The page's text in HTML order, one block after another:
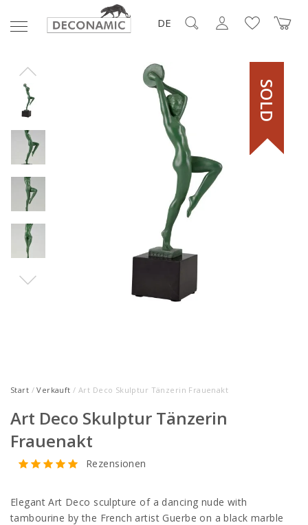
DE
SOLD
Start /Verkauft / Art Deco Skulptur Tänzerin Frauenakt
Art Deco Skulptur Tänzerin
Frauenakt
Rezensionen
Elegant Art Deco sculpture of a dancing nude with
tambourine by the French artist Guerbe on a black marble